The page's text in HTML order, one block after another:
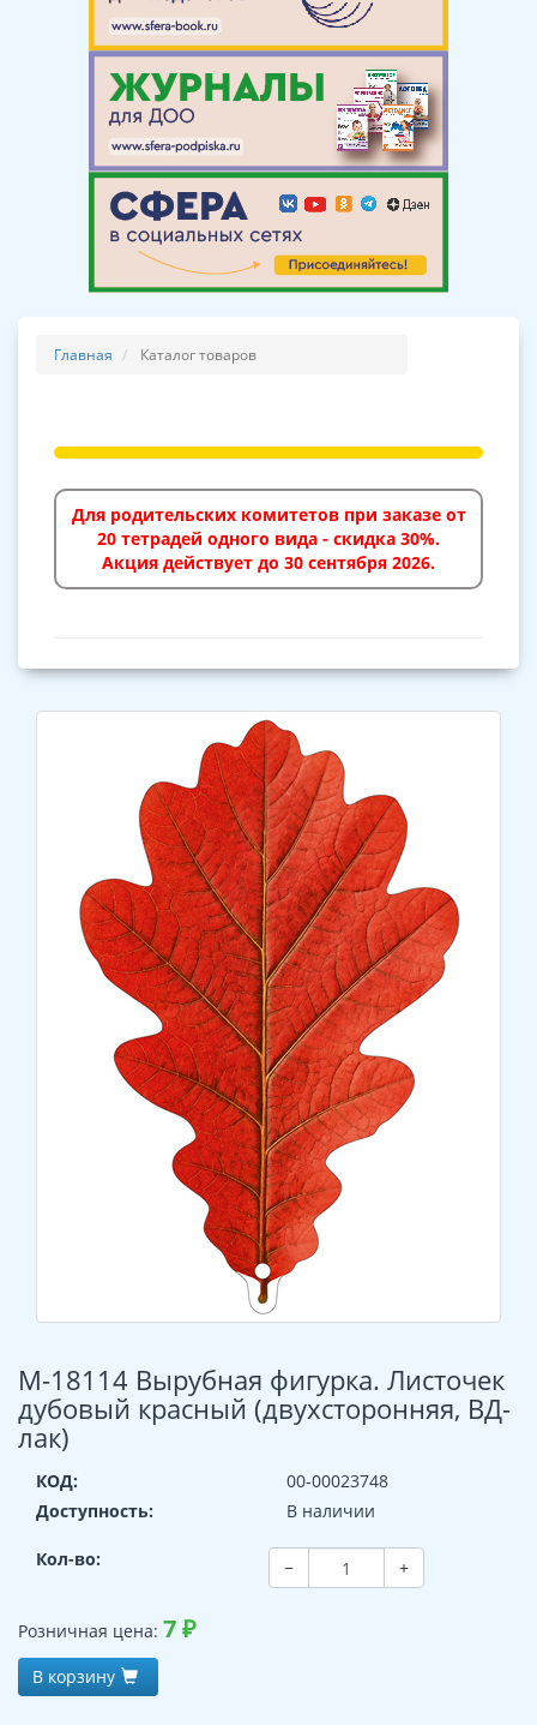
Главная Каталог товаров
Для родительских комитетов при заказе от
20 тетрадей одного вида - скидка 30%.
Акция действует до 30 сентября 2026.
М-18114 Вырубная фигурка. Листочек
дубовый красный (двухсторонняя, ВД-
лак)
КОД:
00-00023748
Доступность:
В наличии
Кол-во: − +
Розничная цена: 7₽
В корзину